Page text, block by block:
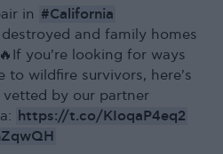
in #California
and family homes
you're looking for ways
to wildfire survivors, here's
by our partner
https://t.co/KIoqaP4eq2